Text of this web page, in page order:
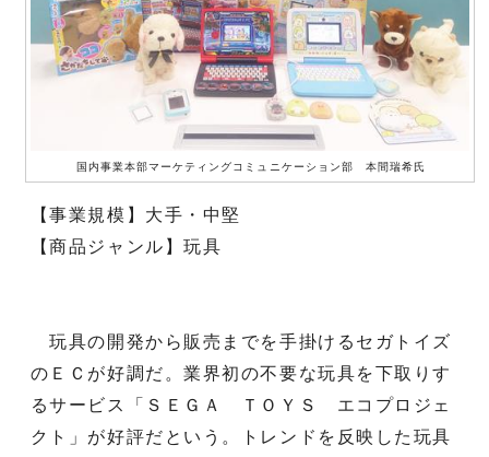
国内事業本部マーケティングコミュニケーション部 本間瑞希氏
【事業規模】大手・中堅
【商品ジャンル】玩具
玩具の開発から販売までを手掛けるセガトイズ
のＥＣが好調だ。業界初の不要な玩具を下取りす
るサービス「ＳＥＧＡ ＴＯＹＳ エコプロジェ
クト」が好評だという。トレンドを反映した玩具